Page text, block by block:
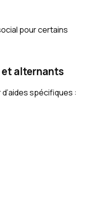
pour certains
alternants
spécifiques :